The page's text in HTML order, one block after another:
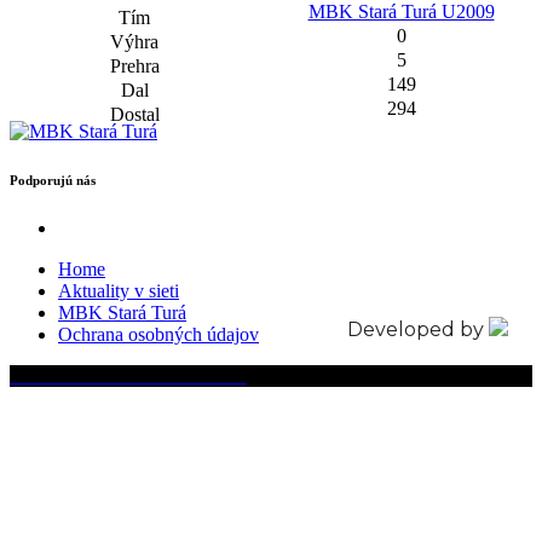
MBK Stará Turá U2009
0
5
149
294
Podporujú nás
Home
Aktuality v sieti
MBK Stará Turá
Ochrana osobných údajov
Developed by